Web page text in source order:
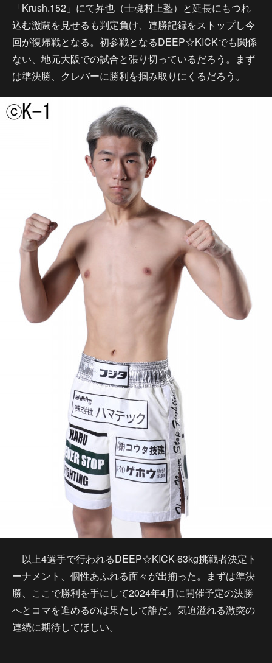
「Krush.152」にて昇也（士魂村上塾）と延長にもつれ
込む激闘を見せるも判定負け、連勝記録をストップし今
回が復帰戦となる。初参戦となるDEEP☆KICKでも関係
ない、地元大阪での試合と張り切っているだろう。まず
は準決勝、クレバーに勝利を掴み取りにくるだろう。
以上4選手で行われるDEEP☆KICK-63kg挑戦者決定ト
ーナメント、個性あふれる面々が出揃った。まずは準決
勝、ここで勝利を手にして2024年4月に開催予定の決勝
へとコマを進めるのは果たして誰だ。気迫溢れる激突の
連続に期待してほしい。